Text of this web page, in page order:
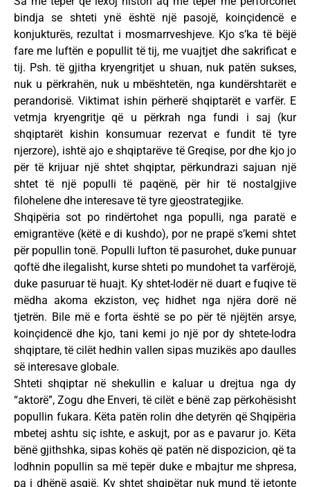
bindja se shteti ynë është një pasojë, koinçidencë e
konjukturës, rezultat i mosmarrveshjeve. Kjo s’ka të bëjë
fare me luftën e popullit të tij, me vuajtjet dhe sakrificat e
tij. Psh. të gjitha kryengritjet u shuan, nuk patën sukses,
nuk u përkrahën, nuk u mbështetën, nga kundërshtarët e
perandorisë. Viktimat ishin përherë shqiptarët e varfër. E
vetmja kryengritje që u përkrah nga fundi i saj (kur
shqiptarët kishin konsumuar rezervat e fundit të tyre
njerzore), ishtë ajo e shqiptarëve të Greqise, por dhe kjo jo
për të krijuar një shtet shqiptar, përkundrazi sajuan një
shtet të një populli të paqënë, për hir të nostalgjive
filohelene dhe interesave të tyre gjeostrategjike.
Shqipëria sot po rindërtohet nga populli, nga paratë e
emigrantëve (këtë e di kushdo), por ne prapë s’kemi shtet
për popullin tonë. Populli lufton të pasurohet, duke punuar
qoftë dhe ilegalisht, kurse shteti po mundohet ta varfërojë,
duke pasuruar të huajt. Ky shtet-lodër në duart e fuqive të
mëdha akoma ekziston, veç hidhet nga njëra dorë në
tjetrën. Bile më e forta është se po për të njëjtën arsye,
koinçidencë dhe kjo, tani kemi jo një por dy shtete-lodra
shqiptare, të cilët hedhin vallen sipas muzikës apo daulles
së interesave globale.
Shteti shqiptar në shekullin e kaluar u drejtua nga dy
“aktorë”, Zogu dhe Enveri, të cilët e bënë zap përkohësisht
popullin fukara. Këta patën rolin dhe detyrën që Shqipëria
mbetej ashtu siç ishte, e askujt, por as e pavarur jo. Këta
bënë gjithshka, sipas kohës që patën në dispozicion, që ta
lodhnin popullin sa më tepër duke e mbajtur me shpresa,
pa i dhënë asgjë. Ky shtet shqipëtar nuk mund të jetonte